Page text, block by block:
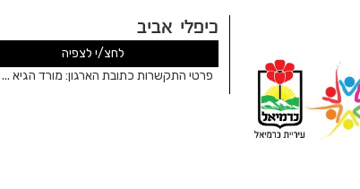
כיפלי אביב
פרטי התקשרות כתובת הארגון: מורד הגיא ...
לחצ/י לצפיה